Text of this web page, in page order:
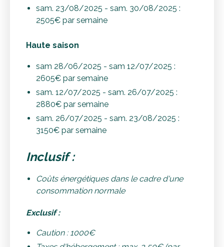
sam. 23/08/2025 - sam. 30/08/2025 :
2505€ par semaine
Haute saison
sam 28/06/2025 - sam 12/07/2025 :
2605€ par semaine
sam. 12/07/2025 - sam. 26/07/2025 :
2880€ par semaine
sam. 26/07/2025 - sam. 23/08/2025 :
3150€ par semaine
Inclusif :
Coûts énergétiques dans le cadre d'une
consommation normale
Exclusif :
Caution : 1000€